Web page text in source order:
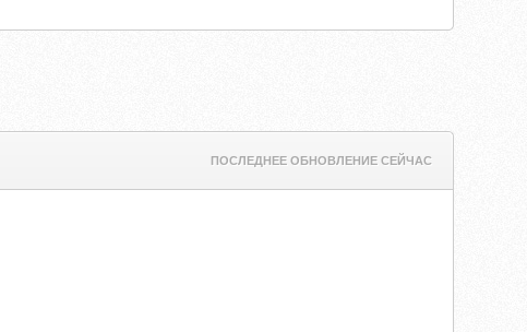
ПОСЛЕДНЕЕ ОБНОВЛЕНИЕ СЕЙЧАС